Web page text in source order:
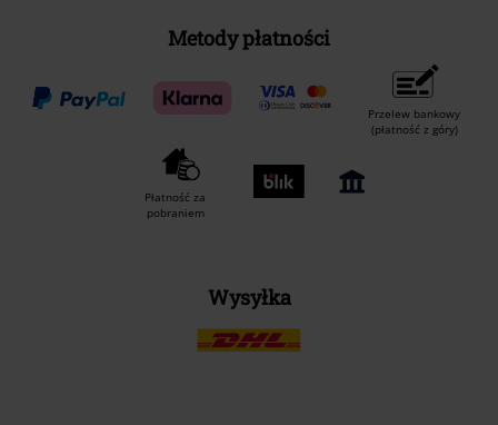
Metody płatności
Przelew bankowy
(płatność z góry)
Płatność za
pobraniem
Wysyłka